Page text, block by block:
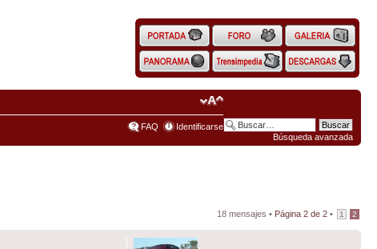
Búsqueda avanzada
FAQ Identificarse
18 mensajes • Página 2 de 2 • 1 2